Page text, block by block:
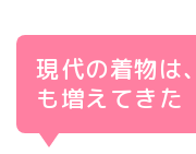
現代の着物は
も増えてきた